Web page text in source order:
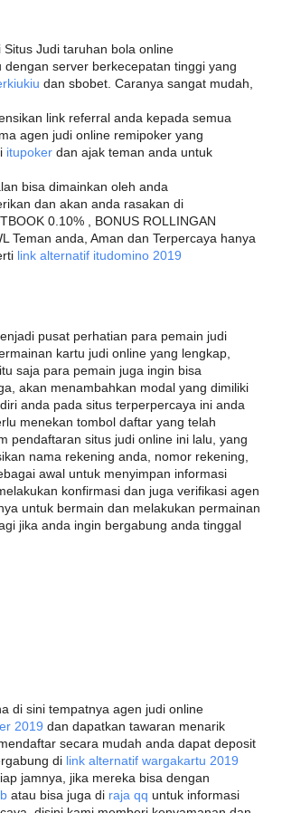
Judi taruhan bola online
server berkecepatan tinggi yang
dan sbobet. Caranya sangat mudah,
link referral anda kepada semua
agen judi online remipoker yang
itupoker dan ajak teman anda untuk
bisa dimainkan oleh anda
dan akan anda rasakan di
0.10% , BONUS ROLLINGAN
Teman anda, Aman dan Terpercaya hanya
link alternatif itudomino 2019
pusat perhatian para pemain judi
kartu judi online yang lengkap,
saja para pemain juga ingin bisa
akan menambahkan modal yang dimiliki
anda pada situs terperpercaya ini anda
menekan tombol daftar yang telah
pendaftaran situs judi online ini lalu, yang
nama rekening anda, nomor rekening,
awal untuk menyimpan informasi
konfirmasi dan juga verifikasi agen
untuk bermain dan melakukan permainan
jika anda ingin bergabung anda tinggal
di sini tempatnya agen judi online
2019 dan dapatkan tawaran menarik
secara mudah anda dapat deposit
di link alternatif wargakartu 2019
jamnya, jika mereka bisa dengan
atau bisa juga di raja qq untuk informasi